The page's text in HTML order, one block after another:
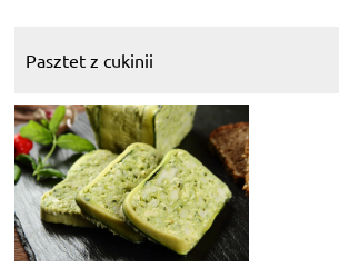
Pasztet z cukinii